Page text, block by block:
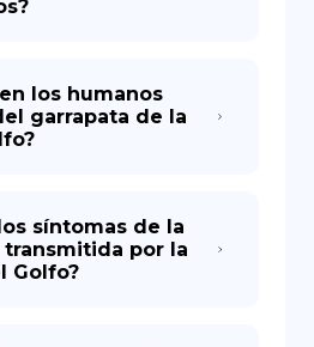
los humanos
garrapata de la
síntomas de la
por la
Golfo?